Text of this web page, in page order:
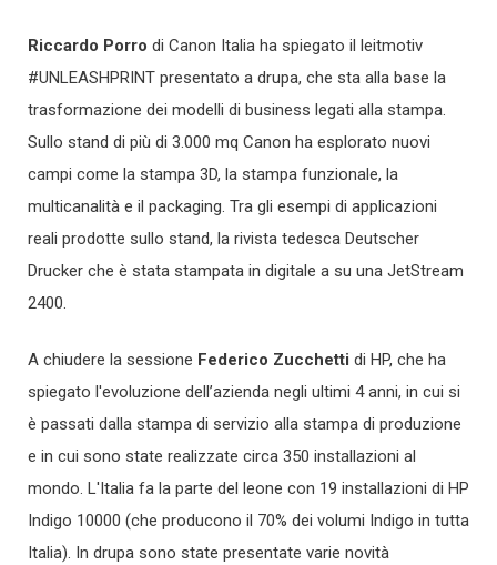
Riccardo Porro di Canon Italia ha spiegato il leitmotiv
#UNLEASHPRINT presentato a drupa, che sta alla base la
trasformazione dei modelli di business legati alla stampa.
Sullo stand di più di 3.000 mq Canon ha esplorato nuovi
campi come la stampa 3D, la stampa funzionale, la
multicanalità e il packaging. Tra gli esempi di applicazioni
reali prodotte sullo stand, la rivista tedesca Deutscher
Drucker che è stata stampata in digitale a su una JetStream
2400.
A chiudere la sessione Federico Zucchetti di HP, che ha
spiegato l'evoluzione dell’azienda negli ultimi 4 anni, in cui si
è passati dalla stampa di servizio alla stampa di produzione
e in cui sono state realizzate circa 350 installazioni al
mondo. L'Italia fa la parte del leone con 19 installazioni di HP
Indigo 10000 (che producono il 70% dei volumi Indigo in tutta
Italia). In drupa sono state presentate varie novità